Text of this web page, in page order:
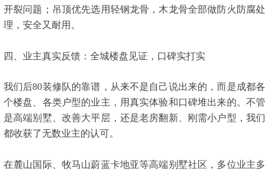
开裂问题；吊顶优先选用轻钢龙骨，木龙骨全部做防火防腐处
理，安全又耐用。
四、业主真实反馈：全城楼盘见证，口碑实打实
我们后80装修队的靠谱，从来不是自己说出来的，而是成都各
个楼盘、各类户型的业主，用真实体验和口碑堆出来的。不管
是高端别墅、改善大平层，还是老房翻新、刚需小户型，我们
都收获了无数业主的认可。
在麓山国际、牧马山蔚蓝卡地亚等高端别墅社区，多位业主多